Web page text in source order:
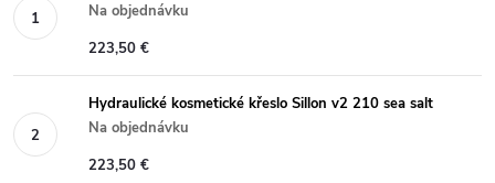
Na objednávku
223,50 €
Hydraulické kosmetické křeslo Sillon v2 210 sea salt
Na objednávku
223,50 €